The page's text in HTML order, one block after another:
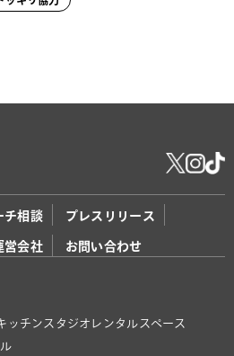
チ相談 プレスリリース
営会社
お問い合わせ
ッチンスタジオ レンタルスペース